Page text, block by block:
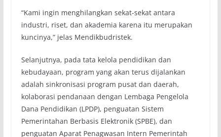
“Kami ingin menghilangkan sekat-sekat antara
industri, riset, dan akademia karena itu merupakan
kuncinya,” jelas Mendikbudristek.
Selanjutnya, pada tata kelola pendidikan dan
kebudayaan, program yang akan terus dijalankan
adalah sinkronisasi program pusat dan daerah,
kolaborasi pendanaan dengan Lembaga Pengelola
Dana Pendidikan (LPDP), penguatan Sistem
Pemerintahan Berbasis Elektronik (SPBE), dan
penguatan Aparat Penagwasan Intern Pemerintah